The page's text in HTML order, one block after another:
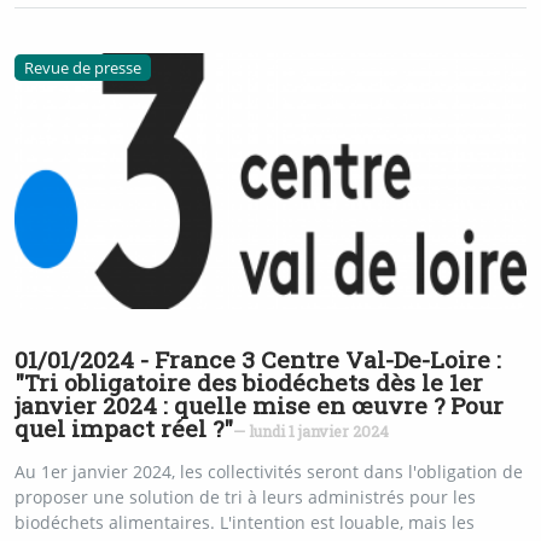
Revue de presse
01/01/2024 - France 3 Centre Val-De-Loire :
"Tri obligatoire des biodéchets dès le 1er
janvier 2024 : quelle mise en œuvre ? Pour
quel impact réel ?"— lundi 1 janvier 2024
Au 1er janvier 2024, les collectivités seront dans l'obligation de
proposer une solution de tri à leurs administrés pour les
biodéchets alimentaires. L'intention est louable, mais les